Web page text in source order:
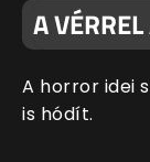
A
A horror idei
is hódít.